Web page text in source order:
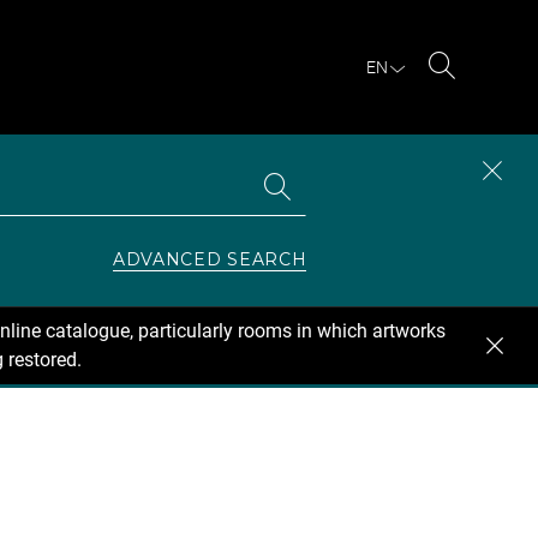
EN
ADVANCED SEARCH
catalogue, particularly rooms in which artworks
restored.